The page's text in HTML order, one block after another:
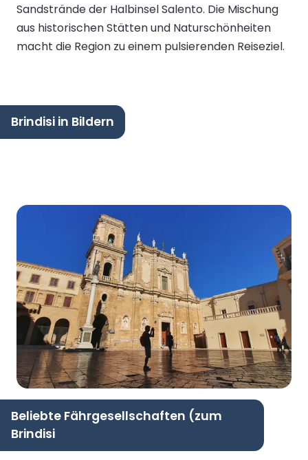
Sandstrände der Halbinsel Salento. Die Mischung
aus historischen Stätten und Naturschönheiten
macht die Region zu einem pulsierenden Reiseziel.
Brindisi in Bildern
Beliebte Fährgesellschaften (zum
Brindisi